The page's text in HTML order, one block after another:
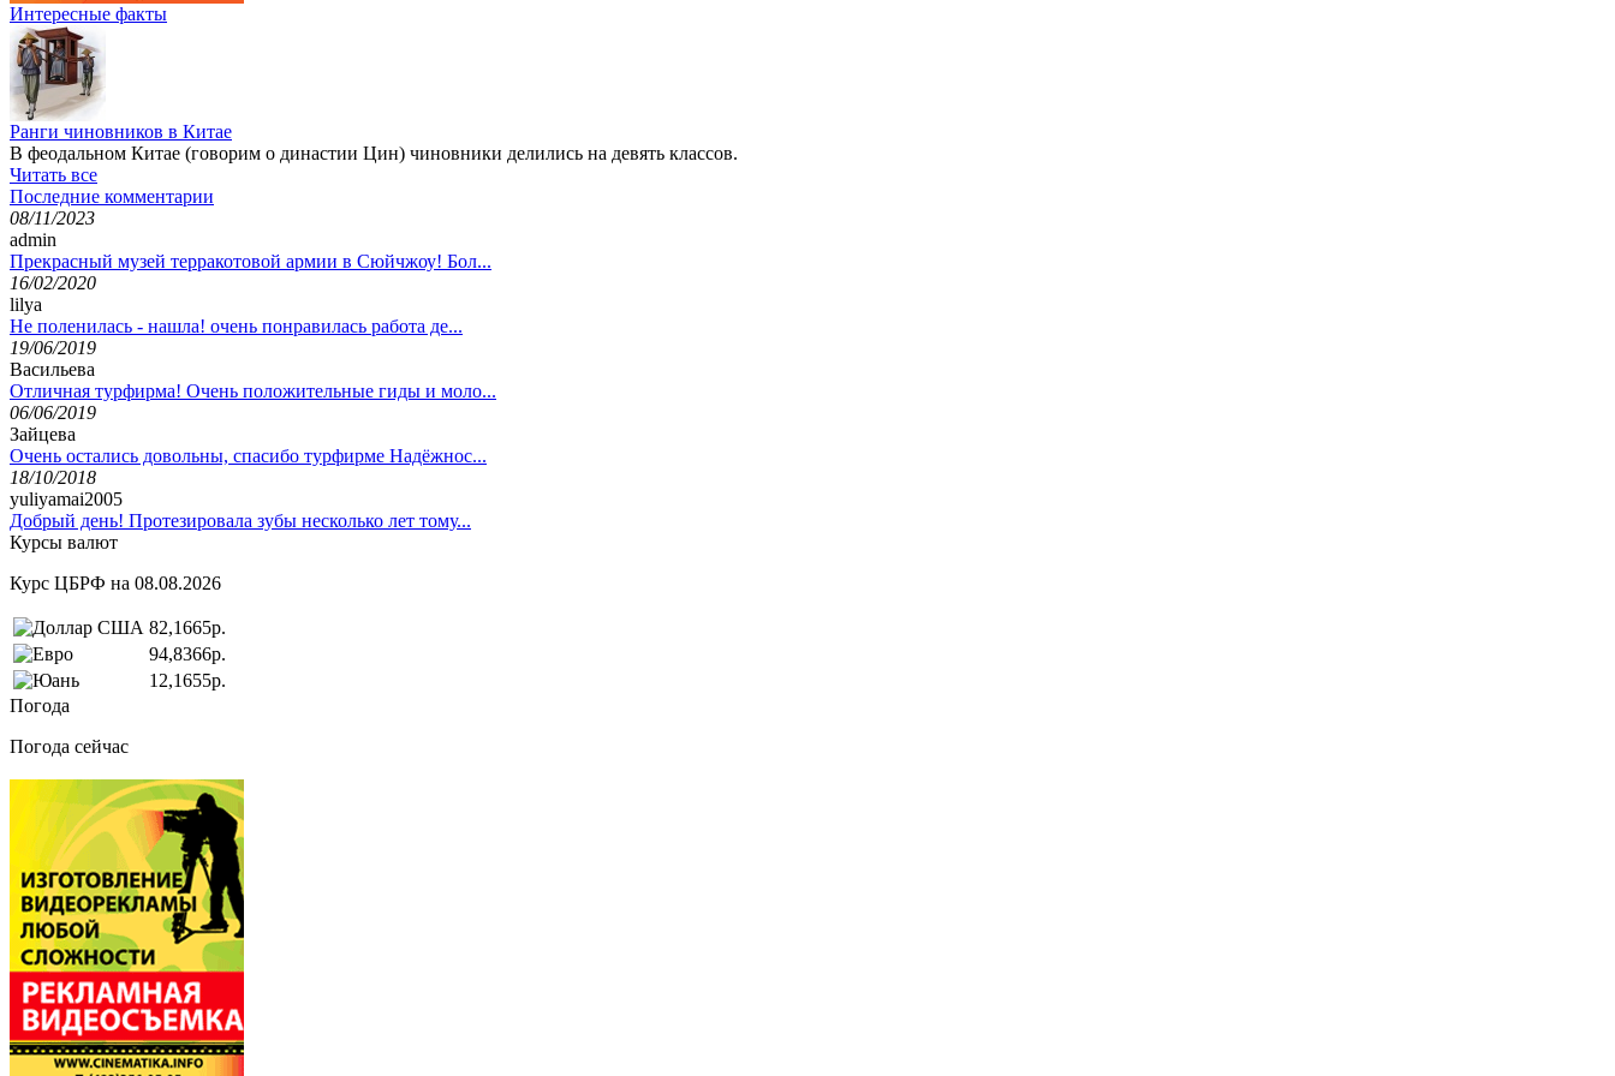
Интересные факты
Ранги чиновников в Китае
В феодальном Китае (говорим о династии Цин) чиновники делились на девять классов.
Читать все
Последние комментарии
08/11/2023
admin
Прекрасный музей терракотовой армии в Сюйчжоу! Бол...
16/02/2020
lilya
Не поленилась - нашла! очень понравилась работа де...
19/06/2019
Васильева
Отличная турфирма! Очень положительные гиды и моло...
06/06/2019
Зайцева
Очень остались довольны, спасибо турфирме Надёжнос...
18/10/2018
yuliyamai2005
Добрый день! Протезировала зубы несколько лет тому...
Курсы валют
Курс ЦБРФ на 08.08.2026
82,1665р.
94,8366р.
12,1655р.
Погода
Погода сейчас